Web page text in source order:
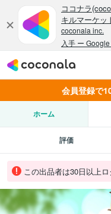
会員登録で
ホーム
評価
この出品者は30日以上ロ